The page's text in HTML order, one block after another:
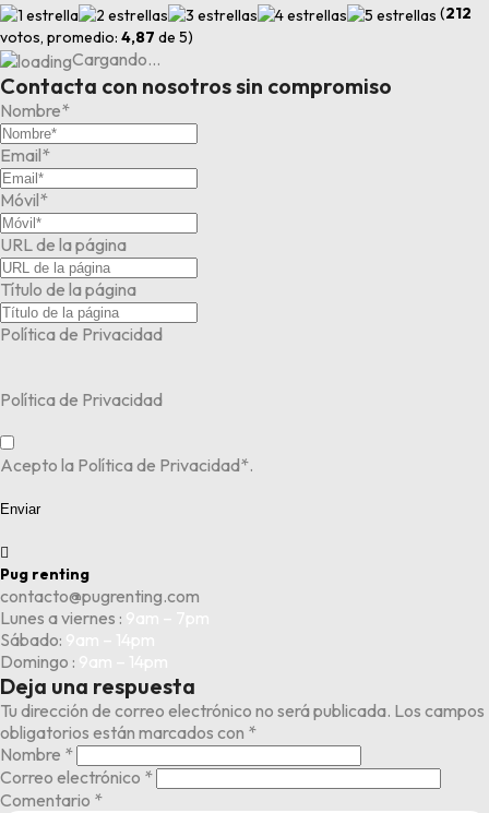
(212
votos, promedio: 4,87 de 5)
Cargando…
Contacta con nosotros sin compromiso
Nombre*
Email*
Móvil*
URL de la página
Título de la página
Política de Privacidad
Política de Privacidad
Acepto la Política de Privacidad*.
Enviar

Pug renting
contacto@pugrenting.com
Lunes a viernes :
Sábado:
Domingo :
Deja una respuesta
Tu dirección de correo electrónico no será publicada. Los campos
obligatorios están marcados con *
Nombre *
Correo electrónico *
Comentario *